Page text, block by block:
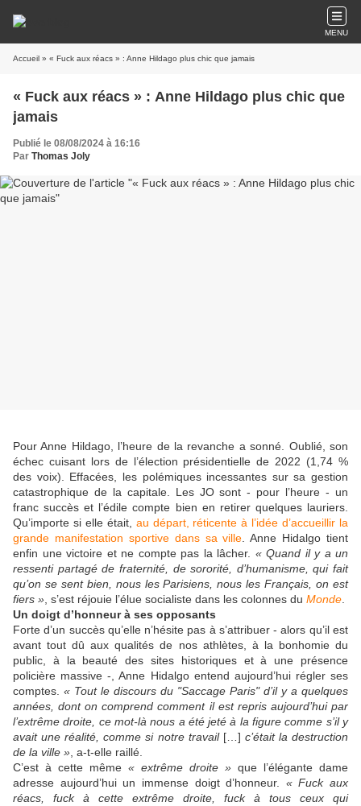
MENU
Accueil » « Fuck aux réacs » : Anne Hildago plus chic que jamais
« Fuck aux réacs » : Anne Hildago plus chic que
jamais
Publié le 08/08/2024 à 16:16
Par Thomas Joly
Pour Anne Hildago, l’heure de la revanche a sonné. Oublié, son
échec cuisant lors de l’élection présidentielle de 2022 (1,74 %
des voix). Effacées, les polémiques incessantes sur sa gestion
catastrophique de la capitale. Les JO sont - pour l’heure - un
franc succès et l’édile compte bien en retirer quelques lauriers.
Qu’importe si elle était, au départ, réticente à l’idée d’accueillir la
grande manifestation sportive dans sa ville . Anne Hidalgo tient
enfin une victoire et ne compte pas la lâcher. « Quand il y a un
ressenti partagé de fraternité, de sororité, d’humanisme, qui fait
qu’on se sent bien, nous les Parisiens, nous les Français, on est
fiers » , s’est réjouie l’élue socialiste dans les colonnes du Monde
Un doigt d’honneur à ses opposants
Forte d’un succès qu’elle n’hésite pas à s’attribuer - alors qu’il est
avant tout dû aux qualités de nos athlètes, à la bonhomie du
public, à la beauté des sites historiques et à une présence
policière massive -, Anne Hidalgo entend aujourd’hui régler ses
comptes. « Tout le discours du "Saccage Paris" d’il y a quelques
années, dont on comprend comment il est repris aujourd’hui par
l’extrême droite, ce mot-là nous a été jeté à la figure comme s’il y
avait une réalité, comme si notre travail[…] c’était la destruction
de la ville » , a-t-elle raillé.
C’est à cette même « extrême droite » que l’élégante dame
adresse aujourd’hui un immense doigt d’honneur. « Fuck aux
réacs, fuck à cette extrême droite, fuck à tous ceux qui